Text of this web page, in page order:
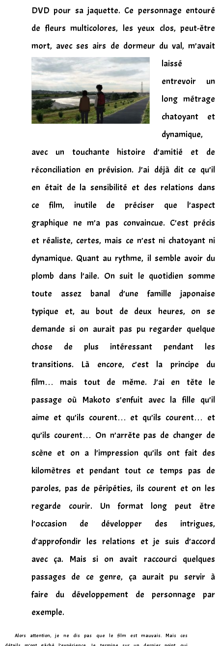
DVD pour sa jaquette. Ce personnage entouré
de fleurs multicolores, les yeux clos, peut-être
mort, avec ses airs de dormeur du val, m’avait
laissé
entrevoir un
long métrage
chatoyant et
dynamique,
avec un touchante histoire d’amitié et de
réconciliation en prévision. J’ai déjà dit ce qu’il
en était de la sensibilité et des relations dans
ce film, inutile de préciser que l’aspect
graphique ne m’a pas convaincue. C’est précis
et réaliste, certes, mais ce n’est ni chatoyant ni
dynamique. Quant au rythme, il semble avoir du
plomb dans l’aile. On suit le quotidien somme
toute assez banal d’une famille japonaise
typique et, au bout de deux heures, on se
demande si on aurait pas pu regarder quelque
chose de plus intéressant pendant les
transitions. Là encore, c’est la principe du
film… mais tout de même. J’ai en tête le
passage où Makoto s’enfuit avec la fille qu’il
aime et qu’ils courent… et qu’ils courent… et
qu’ils courent… On n’arrête pas de changer de
scène et on a l’impression qu’ils ont fait des
kilomètres et pendant tout ce temps pas de
paroles, pas de péripéties, ils courent et on les
regarde courir. Un format long peut être
l’occasion de développer des intrigues,
d’approfondir les relations et je suis d’accord
avec ça. Mais si on avait raccourci quelques
passages de ce genre, ça aurait pu servir à
faire du développement de personnage par
exemple.
Alors attention, je ne dis pas que le film est mauvais. Mais ces